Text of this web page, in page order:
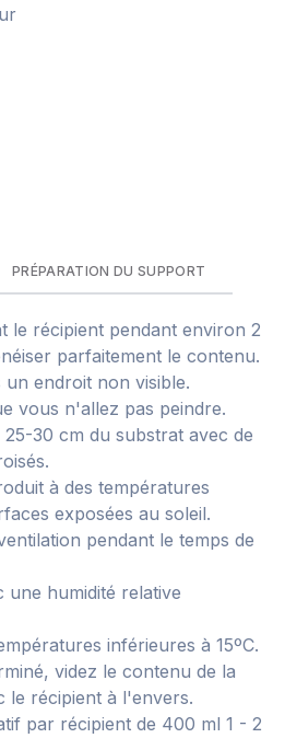
PRÉPARATION DU SUPPORT
le récipient pendant environ 2
parfaitement le contenu.
endroit non visible.
vous n'allez pas peindre.
30 cm du substrat avec de
à des températures
exposées au soleil.
pendant le temps de
une humidité relative
inférieures à 15ºC.
videz le contenu de la
le récipient à l'envers.
par récipient de 400 ml 1 - 2